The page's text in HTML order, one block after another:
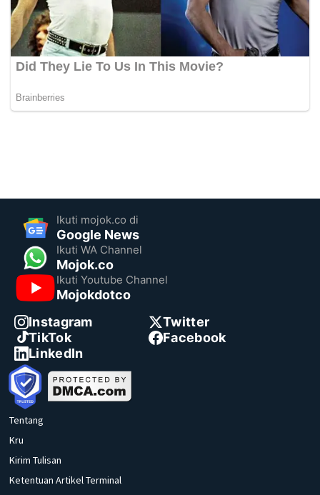
Ikuti mojok.co di
Google News
Ikuti WA Channel
Mojok.co
Ikuti Youtube Channel
Mojokdotco
Instagram
Twitter
TikTok
Facebook
LinkedIn
Tentang
Kru
Kirim Tulisan
Ketentuan Artikel Terminal